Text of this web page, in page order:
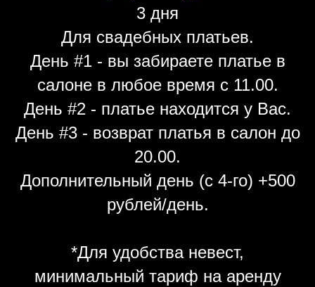
3 дня
Для свадебных платьев.
День #1 - вы забираете платье в
салоне в любое время с 11.00.
День #2 - платье находится у Вас.
День #3 - возврат платья в салон до
20.00.
Дополнительный день (с 4-го) +500
рублей/день.
*Для удобства невест,
минимальный тариф на аренду